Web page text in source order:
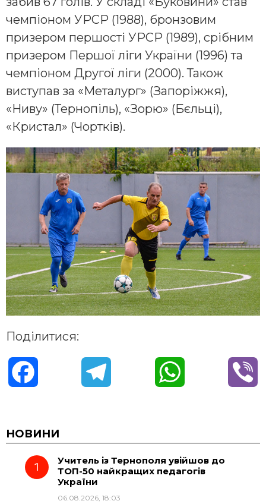
чемпіоном УРСР (1988), бронзовим
призером першості УРСР (1989), срібним
призером Першої ліги України (1996) та
чемпіоном Другої ліги (2000). Також
виступав за «Металург» (Запоріжжя),
«Ниву» (Тернопіль), «Зорю» (Бєльці),
«Кристал» (Чортків).
Поділитися:
c
e e t
НОВИНИ
Учитель із Тернополя увійшов до
ТОП-50 найкращих педагогів
України
06.08.2026, 18:03